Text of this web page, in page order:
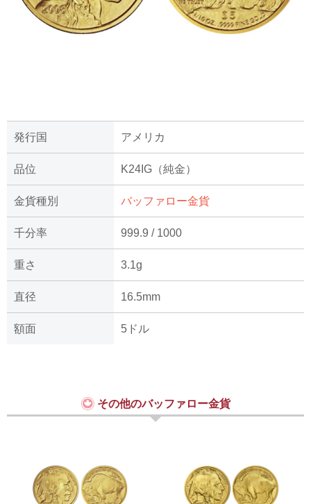
発行国 アメリカ
品位 K24IG（純金）
金貨種別 バッファロー金貨
千分率 999.9 / 1000
重さ 3.1g
直径 16.5mm
額面 5ドル
その他のバッファロー金貨